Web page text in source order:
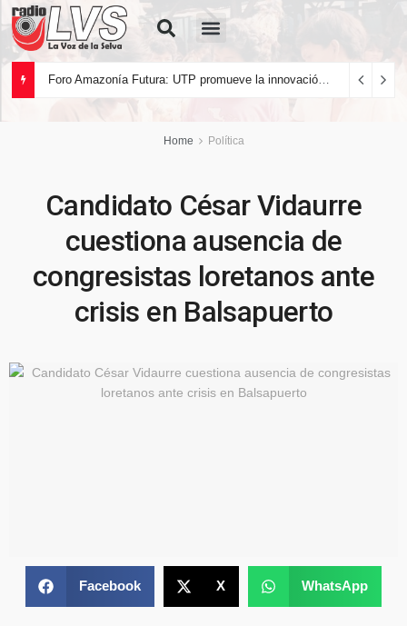
Home Política
Candidato César Vidaurre
cuestiona ausencia de
congresistas loretanos ante
crisis en Balsapuerto
Facebook X WhatsApp